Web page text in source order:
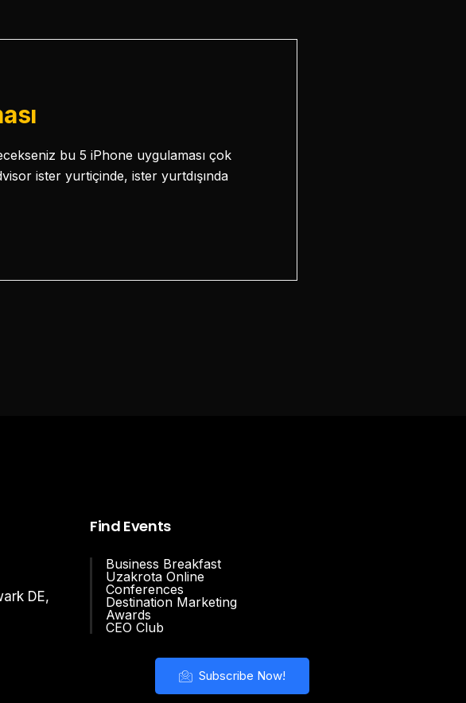
bu 5 iPhone uygulaması çok
ister yurtiçinde, ister yurtdışında
DE,
Find Events
Business Breakfast
Uzakrota Online
Conferences
Destination Marketing
Awards
CEO Club
Subscribe Now!